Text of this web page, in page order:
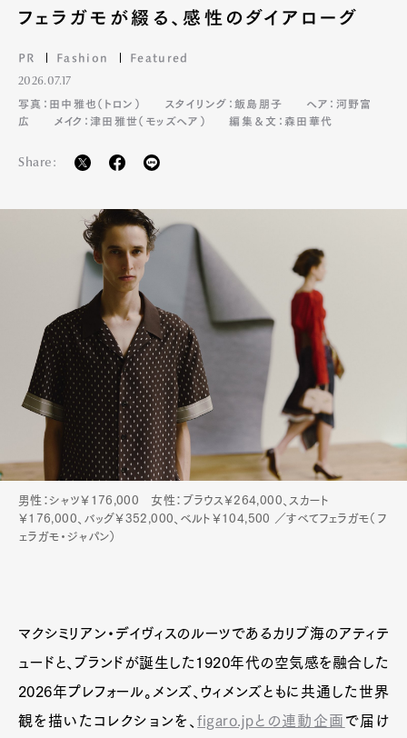
フェラガモが綴る、感性のダイアローグ
PR Fashion Featured
2026.07.17
写真：田中雅也（トロン）
スタイリング：飯島朋子
ヘア：河野富
広
メイク：津田雅世（モッズヘア） 編集＆文：森田華代
Share:
男性：シャツ￥176,000 女性：ブラウス￥264,000、スカート
￥176,000、バッグ￥352,000、ベルト￥104,500 ／すべてフェラガモ（フ
ェラガモ・ジャパン）
マクシミリアン・デイヴィスのルーツであるカリブ海のアティテ
ュードと、ブランドが誕生した1920年代の空気感を融合した
2026年プレフォール。メンズ、ウィメンズともに共通した世界
観を描いたコレクションを、figaro.jpとの連動企画 で届け